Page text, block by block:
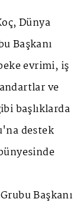
Dünya
Başkanı
evrimi, iş
ve
başlıklarda
destek
Başkanı